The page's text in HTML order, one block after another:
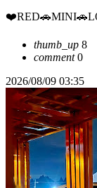
thumb_up 8
comment0
2026/08/09 03:35